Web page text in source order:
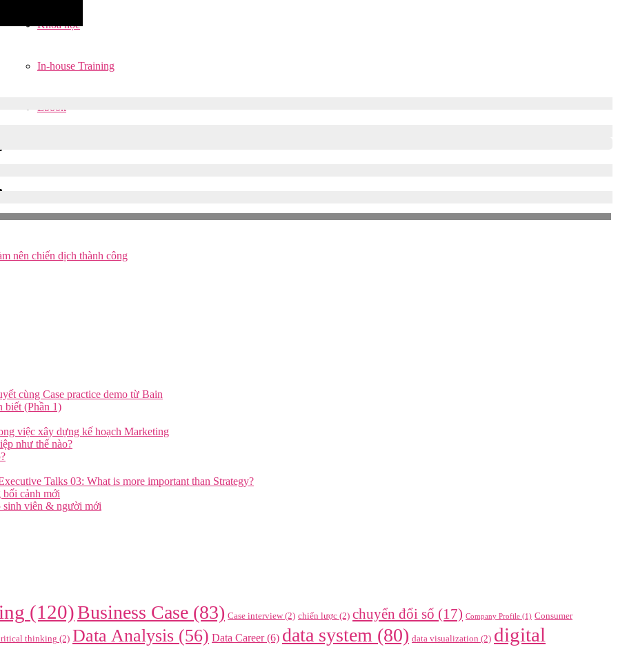
Khoá học
In-house Training
Ebook
nên chiến dịch thành công
cùng Case practice demo từ Bain
biết (Phần 1)
việc xây dựng kế hoạch Marketing
như thế nào?
Talks 03: What is more important than Strategy?
bối cảnh mới
sinh viên & người mới
(120)Business Case (83) Case interview(2) chiến lược (2) chuyển đổi số (17) Company Profile (1) Consumer
thinking (2) Data Analysis (56) Data Career(6) data system (80) data visualization (2) digital